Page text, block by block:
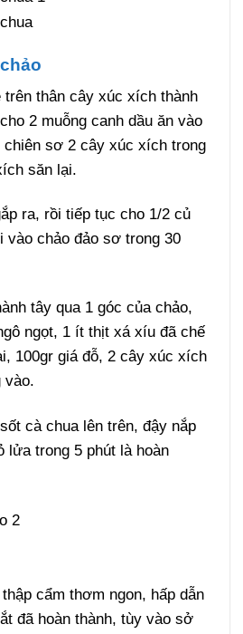
trên thân cây xúc xích thành
2 muỗng canh dầu ăn vào
sơ 2 cây xúc xích trong
săn lại.
ra, rồi tiếp tục cho 1/2 củ
vào chảo đảo sơ trong 30
tây qua 1 góc của chảo,
ngọt, 1 ít thịt xá xíu đã chế
100gr giá đỗ, 2 cây xúc xích
vào.
cà chua lên trên, đậy nắp
lửa trong 5 phút là hoàn
cẩm thơm ngon, hấp dẫn
đã hoàn thành, tùy vào sở